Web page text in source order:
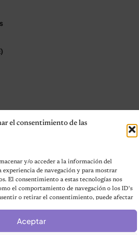
el consentimiento de las
y/o acceder a la información del
de navegación y para mostrar
El consentimiento a estas tecnologías nos
el comportamiento de navegación o los ID's
o retirar el consentimiento, puede afectar
Aceptar
Notas de Mascotas